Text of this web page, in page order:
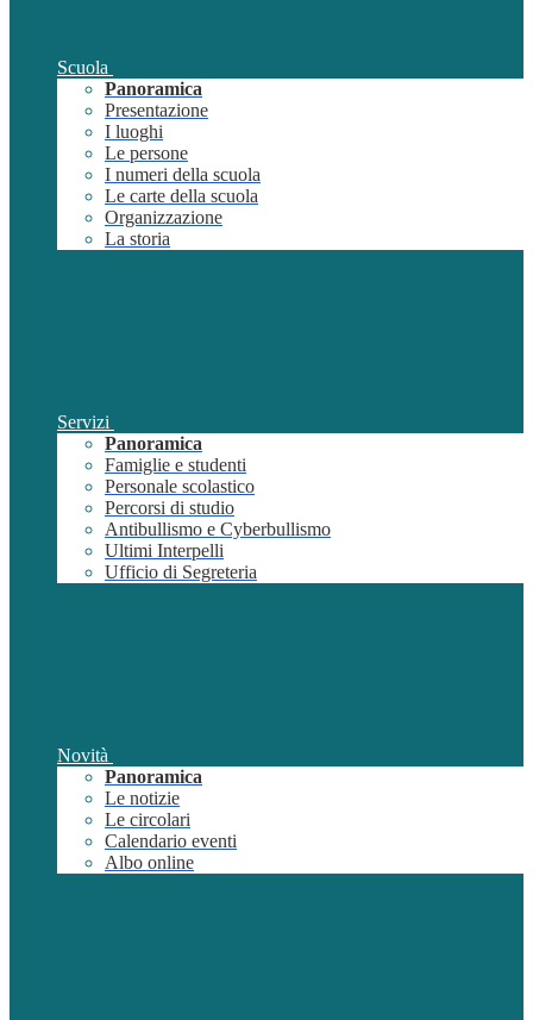
Scuola
Panoramica
Presentazione
I luoghi
Le persone
I numeri della scuola
Le carte della scuola
Organizzazione
La storia
Servizi
Panoramica
Famiglie e studenti
Personale scolastico
Percorsi di studio
Antibullismo e Cyberbullismo
Ultimi Interpelli
Ufficio di Segreteria
Novità
Panoramica
Le notizie
Le circolari
Calendario eventi
Albo online